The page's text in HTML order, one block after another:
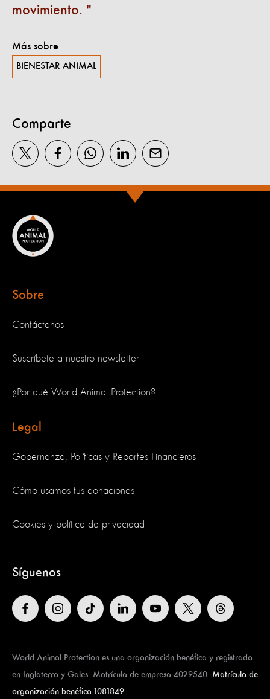
movimiento.
Más sobre
BIENESTAR ANIMAL
Comparte
Sobre
Contáctanos
Suscríbete a nuestro newsletter
¿Por qué World Animal Protection?
Legal
Gobernanza, Políticas y Reportes Financieros
Cómo usamos tus donaciones
Cookies y política de privacidad
Síguenos
World Animal Protection es una organización benéfica y registrada
en Inglaterra y Gales. Matrícula de empresa 4029540. Matrícula de
organización benéfica 1081849